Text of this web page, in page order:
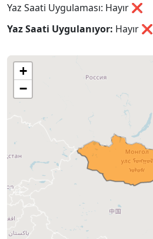
Yaz Saati Uygulaması: Hayır ❌
Yaz Saati Uygulanıyor: Hayır ❌
+
−